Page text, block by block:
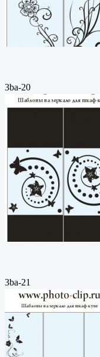
3ba-20
Пескоструйный
рисунокФормат:
руб.Метки: векторный
3ba-21
Пескоструйный
рисунокФормат:
руб.Метки: векторный